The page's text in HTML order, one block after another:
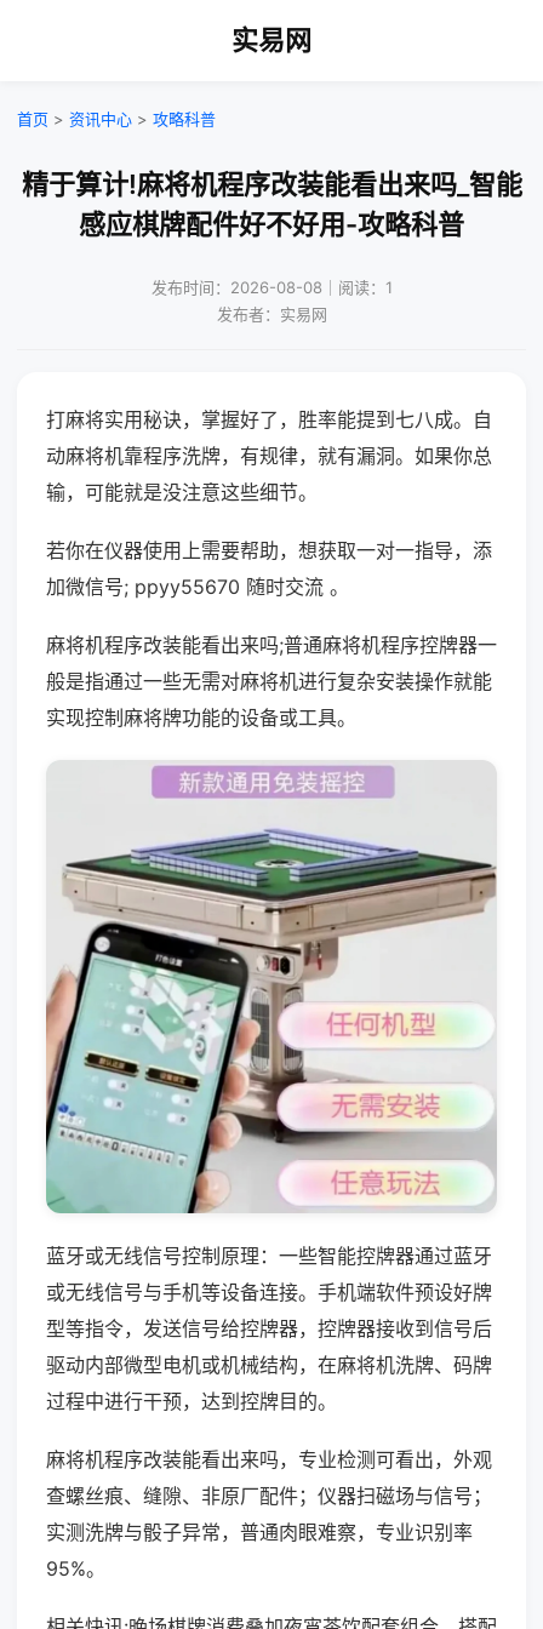
实易网
首页 > 资讯中心 > 攻略科普
精于算计!麻将机程序改装能看出来吗_智能
感应棋牌配件好不好用-攻略科普
发布时间：2026-08-08｜阅读：1
发布者：实易网
打麻将实用秘诀，掌握好了，胜率能提到七八成。自
动麻将机靠程序洗牌，有规律，就有漏洞。如果你总
输，可能就是没注意这些细节。
若你在仪器使用上需要帮助，想获取一对一指导，添
加微信号; ppyy55670 随时交流 。
麻将机程序改装能看出来吗;普通麻将机程序控牌器一
般是指通过一些无需对麻将机进行复杂安装操作就能
实现控制麻将牌功能的设备或工具。
蓝牙或无线信号控制原理：一些智能控牌器通过蓝牙
或无线信号与手机等设备连接。手机端软件预设好牌
型等指令，发送信号给控牌器，控牌器接收到信号后
驱动内部微型电机或机械结构，在麻将机洗牌、码牌
过程中进行干预，达到控牌目的。
麻将机程序改装能看出来吗，专业检测可看出，外观
查螺丝痕、缝隙、非原厂配件；仪器扫磁场与信号；
实测洗牌与骰子异常，普通肉眼难察，专业识别率
95%。